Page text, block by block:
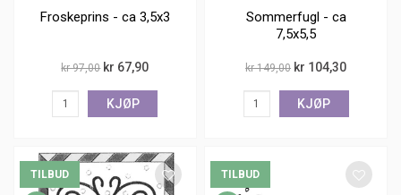
Froskeprins - ca 3,5x3
kr 97,00 kr 67,90
KJØP
Sommerfugl - ca
7,5x5,5
kr 149,00 kr 104,30
KJØP
TILBUD TILBUD